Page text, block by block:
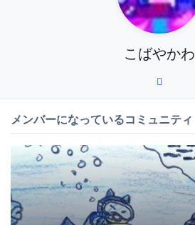
こばやかわ
メンバーになっているコミュニティ